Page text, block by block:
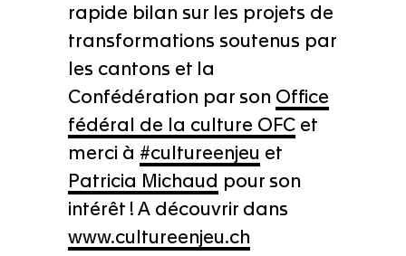
rapide bilan sur les projets de
transformations soutenus par
les cantons et la
Confédération par son Office
fédéral de la culture OFC et
merci à #cultureenjeu et
Patricia Michaud pour son
intérêt ! A découvrir dans
www.cultureenjeu.ch